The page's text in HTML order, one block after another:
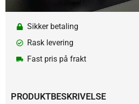
Sikker betaling
Rask levering
Fast pris på frakt
PRODUKTBESKRIVELSE